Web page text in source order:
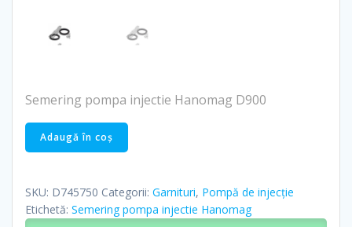
Semering pompa injectie Hanomag D900
Cantitate
Semering
injectie
Hanomag
Adaugă în coș
SKU: D745750 Categorii: Garnituri, Pompă de injecție
Etichetă: Semering pompa injectie Hanomag